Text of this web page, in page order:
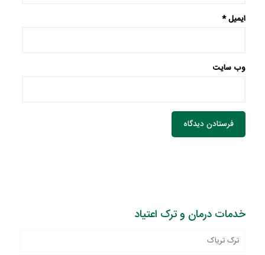
ایمیل*
وب‌ سایت
خدمات درمان و ترک اعتیاد
ترک تریاک